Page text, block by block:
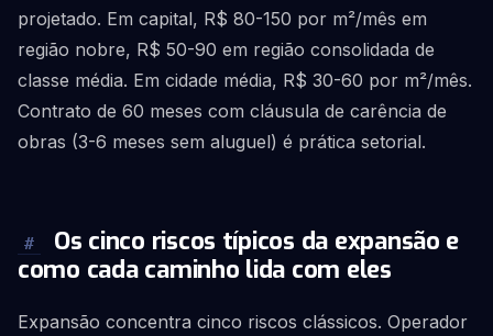
projetado. Em capital, R$ 80-150 por m²/mês em
região nobre, R$ 50-90 em região consolidada de
classe média. Em cidade média, R$ 30-60 por m²/mês.
Contrato de 60 meses com cláusula de carência de
obras (3-6 meses sem aluguel) é prática setorial.
#
Os cinco riscos típicos da expansão e
como cada caminho lida com eles
Expansão concentra cinco riscos clássicos. Operador